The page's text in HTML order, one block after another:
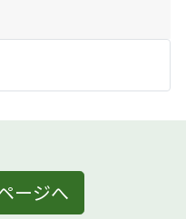
ージへ